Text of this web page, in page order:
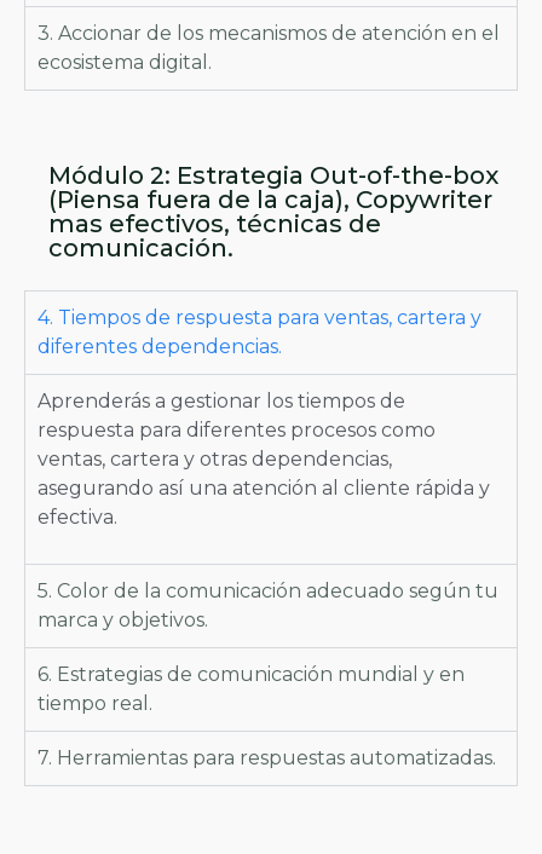
3. Accionar de los mecanismos de atención en el
ecosistema digital.
Módulo 2: Estrategia Out-of-the-box
(Piensa fuera de la caja), Copywriter
mas efectivos, técnicas de
comunicación.
4. Tiempos de respuesta para ventas, cartera y
diferentes dependencias.
Aprenderás a gestionar los tiempos de
respuesta para diferentes procesos como
ventas, cartera y otras dependencias,
asegurando así una atención al cliente rápida y
efectiva.
5. Color de la comunicación adecuado según tu
marca y objetivos.
6. Estrategias de comunicación mundial y en
tiempo real.
7. Herramientas para respuestas automatizadas.